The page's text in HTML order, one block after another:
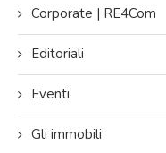
Corporate | RE4Com
Editoriali
Eventi
Gli immobili